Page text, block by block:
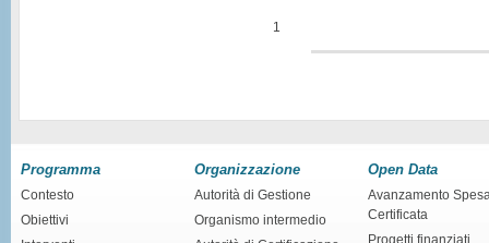
1
Programma
Contesto
Obiettivi
Organizzazione
Autorità di Gestione
Organismo intermedio
Open Data
Avanzamento
Certificata
Progetti finanziati